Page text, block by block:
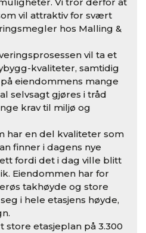
vil attraktiv for svært
hos Malling &
vil ta et
kvaliteter, samtidig
eiendommens mange
selvsagt gjøres i tråd
krav til miljø og
har en del kvaliteter som
finner i dagens nye
fordi det i dag ville blitt
Eiendommen har for
takhøyde og store
i hele etasjens høyde,
store etasjeplan på 3.300